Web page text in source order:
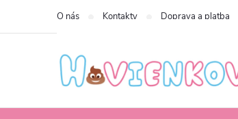
O nás Kontakty Doprava a platba